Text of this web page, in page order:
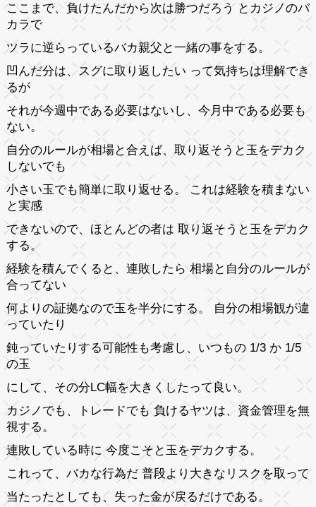
ここまで、負けたんだから次は勝つだろう とカジノのバ
カラで
ツラに逆らっているバカ親父と一緒の事をする。
凹んだ分は、スグに取り返したい って気持ちは理解でき
るが
それが今週中である必要はないし、今月中である必要も
ない。
自分のルールが相場と合えば、取り返そうと玉をデカク
しないでも
小さい玉でも簡単に取り返せる。 これは経験を積まない
と実感
できないので、ほとんどの者は 取り返そうと玉をデカク
する。
経験を積んでくると、連敗したら 相場と自分のルールが
合ってない
何よりの証拠なので玉を半分にする。 自分の相場観が違
っていたり
鈍っていたりする可能性も考慮し、いつもの 1/3 か 1/5
の玉
にして、その分LC幅を大きくしたって良い。
カジノでも、トレードでも 負けるヤツは、資金管理を無
視する。
連敗している時に 今度こそと玉をデカクする。
これって、バカな行為だ 普段より大きなリスクを取って
当たったとしても、失った金が戻るだけである。